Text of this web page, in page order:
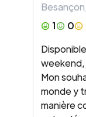
Besançon
1
0
weekend,
Mon
monde y
manière